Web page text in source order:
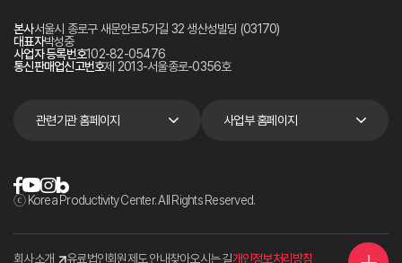
본사서울시 종로구 새문안로5가길 32 생산성빌딩 (03170)
대표자박성중
사업자 등록번호102-82-05476
통신판매업신고번호제 2013-서울종로-0356호
관련기관 홈페이지 사업부 홈페이지
ⓒ Korea Productivity Center. All Rights Reserved.
회사소개 유료법인회원제도 안내찾아오시는 길개인정보처리방침